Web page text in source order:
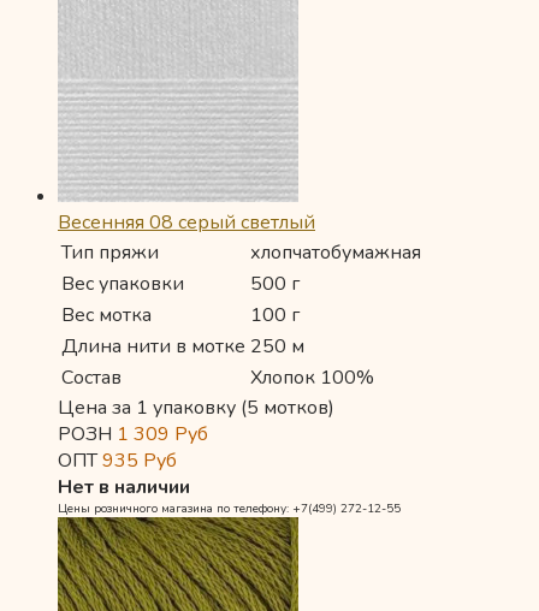
Весенняя 08 серый светлый
Тип пряжи
хлопчатобумажная
Вес упаковки
500 г
Вес мотка
100 г
Длина нити в мотке 250 м
Состав
Хлопок 100%
Цена за 1 упаковку (5 мотков)
РОЗН 1 309 Руб
ОПТ935 Руб
Нет в наличии
Цены розничного магазина по телефону: +7(499) 272-12-55